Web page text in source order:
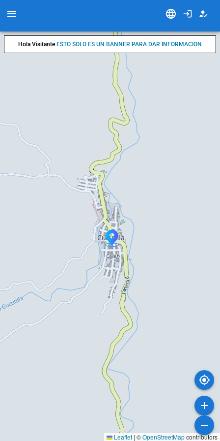
Leaflet | ©OpenStreetMapcontributors
Hola Visitante ESTO SOLO ES UN BANNER PARA DAR INFORMACION